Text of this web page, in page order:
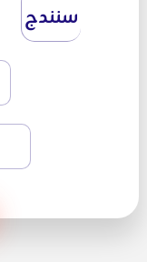
سنندج